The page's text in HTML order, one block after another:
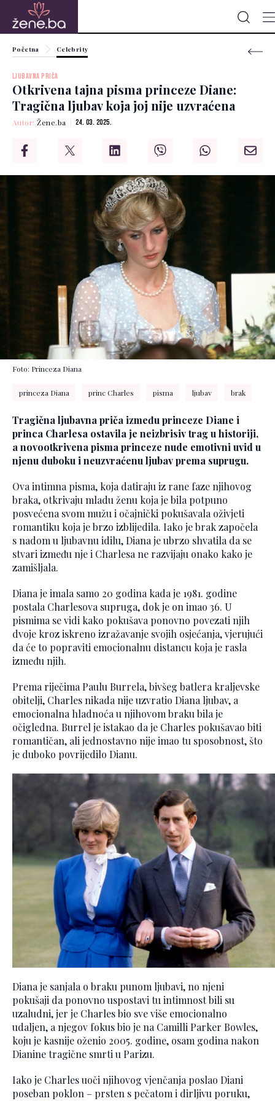
Početna Celebrity
LJUBAVNA PRIČA
Otkrivena tajna pisma princeze Diane:
Tragična ljubav koja joj nije uzvraćena
Autor:Žene.ba 24. 03. 2025.
Foto: Princeza Diana
princeza Diana princ Charles pisma ljubav brak
Tragična ljubavna priča između princeze Diane i
princa Charlesa ostavila je neizbrisiv trag u historiji,
a novootkrivena pisma princeze nude emotivni uvid u
njenu duboku i neuzvraćenu ljubav prema suprugu.
Ova intimna pisma, koja datiraju iz rane faze njihovog
braka, otkrivaju mladu ženu koja je bila potpuno
posvećena svom mužu i očajnički pokušavala oživjeti
romantiku koja je brzo izblijedila. Iako je brak započela
s nadom u ljubavnu idilu, Diana je ubrzo shvatila da se
stvari između nje i Charlesa ne razvijaju onako kako je
zamišljala.
Diana je imala samo 20 godina kada je 1981. godine
postala Charlesova supruga, dok je on imao 36. U
pismima se vidi kako pokušava ponovno povezati njih
dvoje kroz iskreno izražavanje svojih osjećanja, vjerujući
da će to popraviti emocionalnu distancu koja je rasla
između njih.
Prema riječima Paulu Burrela, bivšeg batlera kraljevske
obitelji, Charles nikada nije uzvratio Diana ljubav, a
emocionalna hladnoća u njihovom braku bila je
očigledna. Burrel je istakao da je Charles pokušavao biti
romantičan, ali jednostavno nije imao tu sposobnost, što
je duboko povrijedilo Dianu.
Diana je sanjala o braku punom ljubavi, no njeni
pokušaji da ponovno uspostavi tu intimnost bili su
uzaludni, jer je Charles bio sve više emocionalno
udaljen, a njegov fokus bio je na Camilli Parker Bowles,
koju je kasnije oženio 2005. godine, osam godina nakon
Dianine tragične smrti u Parizu.
Iako je Charles uoči njihovog vjenčanja poslao Diani
poseban poklon – prsten s pečatom i dirljivu poruku,